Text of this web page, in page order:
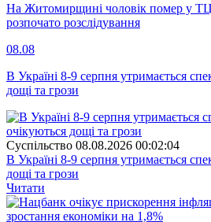
На Житомирщині чоловік помер у
розпочато розслідування
08.08
В Україні 8-9 серпня утримається
дощі та грози
Суспiльство 08.08.2026 00:02:04
В Україні 8-9 серпня утримається
дощі та грози
Читати